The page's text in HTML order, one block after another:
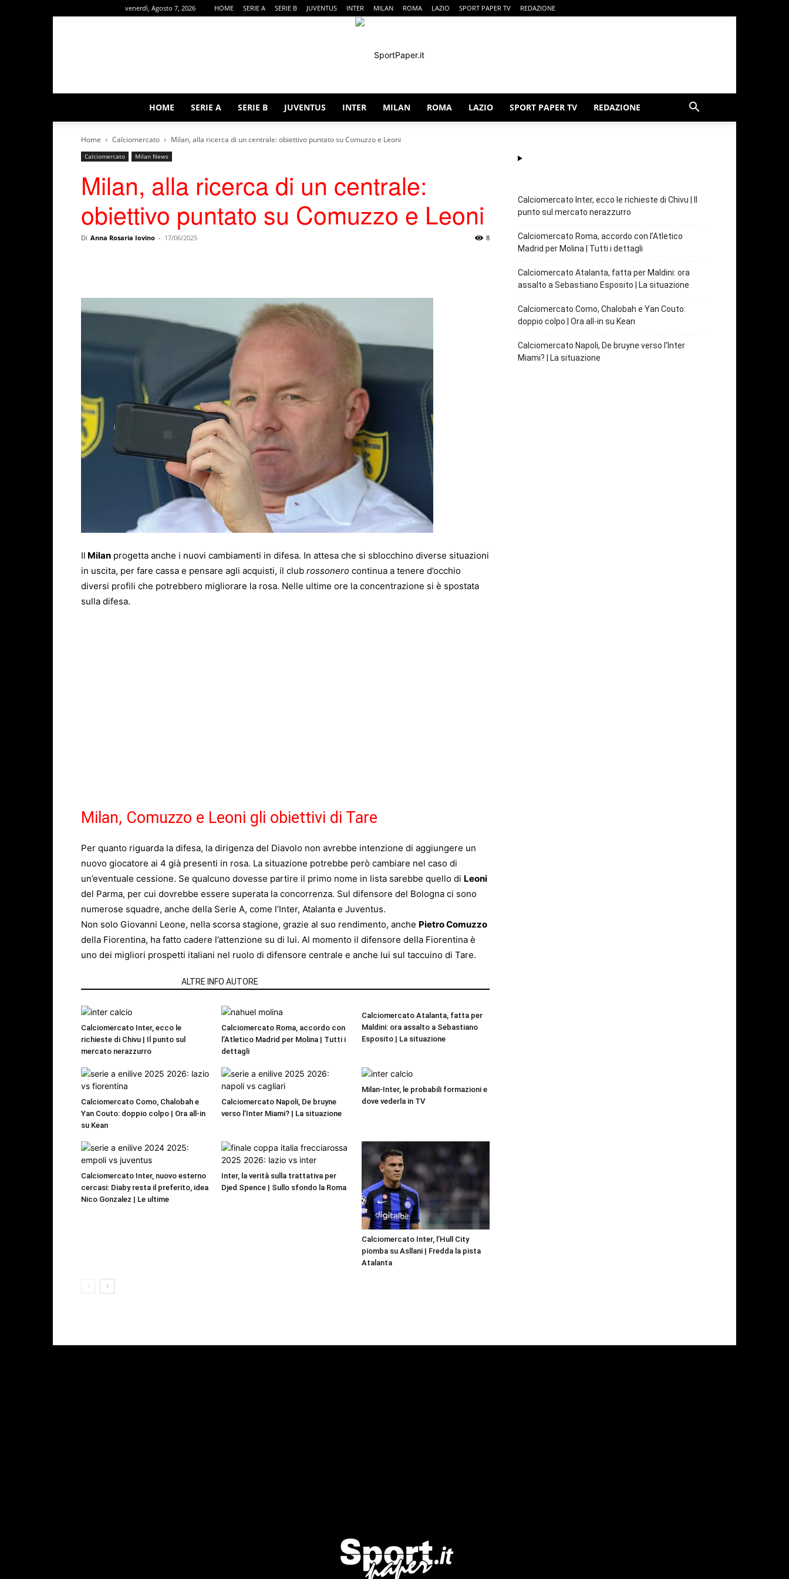
venerdì, Agosto 7, 2026 HOME SERIE A SERIE B JUVENTUS INTER MILAN ROMA LAZIO SPORT PAPER TV REDAZIONE
HOME SERIE A SERIE B JUVENTUS INTER MILAN ROMA LAZIO SPORT PAPER TV REDAZIONE
Home Calciomercato Milan, alla ricerca di un centrale: obiettivo puntato su Comuzzo e Leoni
Calciomercato Milan News
Milan, alla ricerca di un centrale:
obiettivo puntato su Comuzzo e Leoni
Di Anna Rosaria Iovino - 17/06/2025 8
Il Milan progetta anche i nuovi cambiamenti in difesa. In attesa che si sblocchino diverse situazioni
in uscita, per fare cassa e pensare agli acquisti, il club rossonero continua a tenere d’occhio
diversi profili che potrebbero migliorare la rosa. Nelle ultime ore la concentrazione si è spostata
sulla difesa.
Milan, Comuzzo e Leoni gli obiettivi di Tare
Per quanto riguarda la difesa, la dirigenza del Diavolo non avrebbe intenzione di aggiungere un
nuovo giocatore ai 4 già presenti in rosa. La situazione potrebbe però cambiare nel caso di
un’eventuale cessione. Se qualcuno dovesse partire il primo nome in lista sarebbe quello di Leoni
del Parma, per cui dovrebbe essere superata la concorrenza. Sul difensore del Bologna ci sono
numerose squadre, anche della Serie A, come l’Inter, Atalanta e Juventus.
Non solo Giovanni Leone, nella scorsa stagione, grazie al suo rendimento, anche Pietro Comuzzo
della Fiorentina, ha fatto cadere l’attenzione su di lui. Al momento il difensore della Fiorentina è
uno dei migliori prospetti italiani nel ruolo di difensore centrale e anche lui sul taccuino di Tare.
ALTRE INFO AUTORE
Calciomercato Inter, ecco le
richieste di Chivu | Il punto sul
mercato nerazzurro
Calciomercato Roma, accordo con
l’Atletico Madrid per Molina | Tutti i
dettagli
Calciomercato Atalanta, fatta per
Maldini: ora assalto a Sebastiano
Esposito | La situazione
Calciomercato Como, Chalobah e
Yan Couto: doppio colpo | Ora all-in
su Kean
Calciomercato Napoli, De bruyne
verso l’Inter Miami? | La situazione
Milan-Inter, le probabili formazioni e
dove vederla in TV
Calciomercato Inter, nuovo esterno
cercasi: Diaby resta il preferito, idea
Nico Gonzalez | Le ultime
Inter, la verità sulla trattativa per
Djed Spence | Sullo sfondo la Roma
Calciomercato Inter, l’Hull City
piomba su Asllani | Fredda la pista
Atalanta
Calciomercato Inter, ecco le richieste di Chivu | Il
punto sul mercato nerazzurro
Calciomercato Roma, accordo con l’Atletico
Madrid per Molina | Tutti i dettagli
Calciomercato Atalanta, fatta per Maldini: ora
assalto a Sebastiano Esposito | La situazione
Calciomercato Como, Chalobah e Yan Couto:
doppio colpo | Ora all-in su Kean
Calciomercato Napoli, De bruyne verso l’Inter
Miami? | La situazione